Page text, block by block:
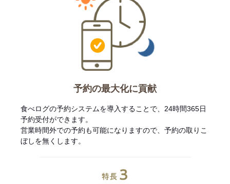
予約の最大化に貢献
食べログの予約システムを導入することで、24時間365日
予約受付ができます。
営業時間外での予約も可能になりますので、予約の取りこ
ぼしを無くします。